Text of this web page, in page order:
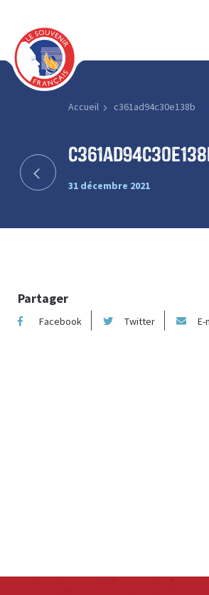
Accueil c361ad94c30e138b
31 décembre 2021
Partager
Facebook Twitter E-